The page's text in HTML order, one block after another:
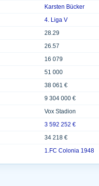
Karsten Bücker
4. Liga V
28.29
26.57
16 079
51 000
38 061 €
9 304 000 €
Vox Stadion
3 592 252 €
34 218 €
1.FC Colonia 1948